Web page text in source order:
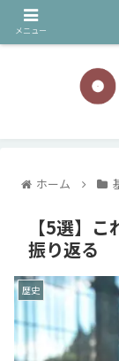
ホーム
【5選】
振り返る
歴史
メニュー